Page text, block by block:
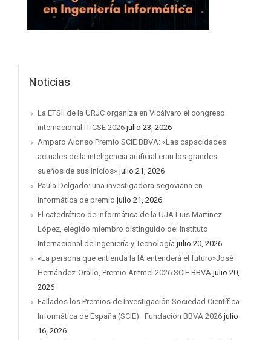
Noticias
La ETSII de la URJC organiza en Vicálvaro el congreso
internacional ITiCSE 2026 julio 23, 2026
Amparo Alonso Premio SCIE BBVA: «Las capacidades
actuales de la inteligencia artificial eran los grandes
sueños de sus inicios» julio 21, 2026
Paula Delgado: una investigadora segoviana en
informática de premio julio 21, 2026
El catedrático de informática de la UJA Luis Martínez
López, elegido miembro distinguido del Instituto
Internacional de Ingeniería y Tecnología julio 20, 2026
«La persona que entienda la IA entenderá el futuro»José
Hernández-Orallo, Premio Aritmel 2026 SCIE BBVA julio 20,
2026
Fallados los Premios de Investigación Sociedad Científica
Informática de España (SCIE)–Fundación BBVA 2026 julio
16, 2026